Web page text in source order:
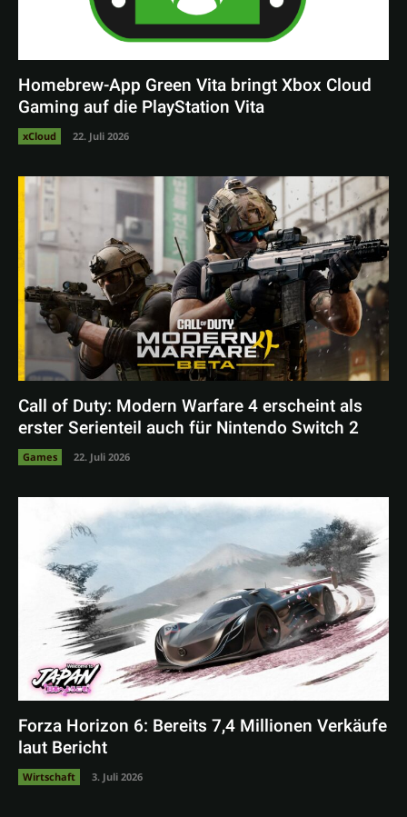
Homebrew-App Green Vita bringt Xbox Cloud
Gaming auf die PlayStation Vita
xCloud 22. Juli 2026
Call of Duty: Modern Warfare 4 erscheint als
erster Serienteil auch für Nintendo Switch 2
Games 22. Juli 2026
Forza Horizon 6: Bereits 7,4 Millionen Verkäufe
laut Bericht
Wirtschaft 3. Juli 2026